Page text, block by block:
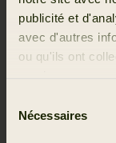
publicité et
avec d'autres
ou qu'ils ont
Nécessaires
Activité et climat
Reviews